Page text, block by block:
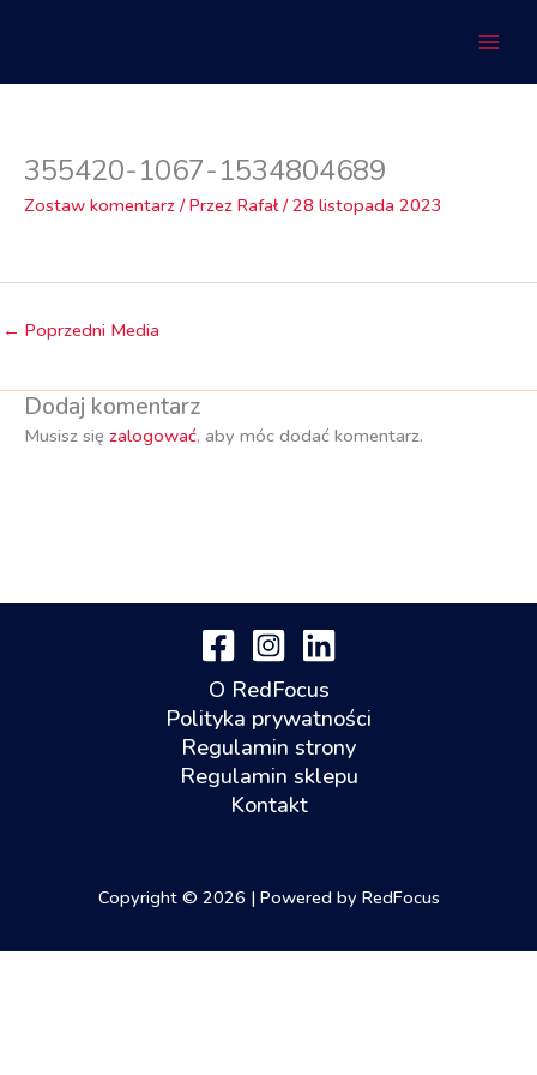
355420-1067-1534804689
Zostaw komentarz / Przez Rafał/28 listopada 2023
← Poprzedni Media
Dodaj komentarz
Musisz się zalogować, aby móc dodać komentarz.
O RedFocus
Polityka prywatności
Regulamin strony
Regulamin sklepu
Kontakt
Copyright © 2026 | Powered by RedFocus